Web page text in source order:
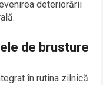
deteriorării
de brusture
în rutina zilnică.